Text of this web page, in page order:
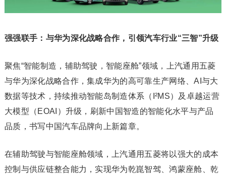
强强联手：与华为深化战略合作，引领汽车行业“三智”升级
聚焦“智能制造，辅助驾驶，智能座舱”领域，上汽通用五菱
与华为深化战略合作，集成华为的高可靠生产网络、AI与大
数据等技术，持续推动智能岛制造体系（I²MS）及卓越运营
大模型（EOAI）升级，刷新中国智造的智能化水平与产品
品质，书写中国汽车品牌向上新篇章。
在辅助驾驶与智能座舱领域，上汽通用五菱将以强大的成本
控制与供应链整合能力，实现华为乾崑智驾、鸿蒙座舱、乾